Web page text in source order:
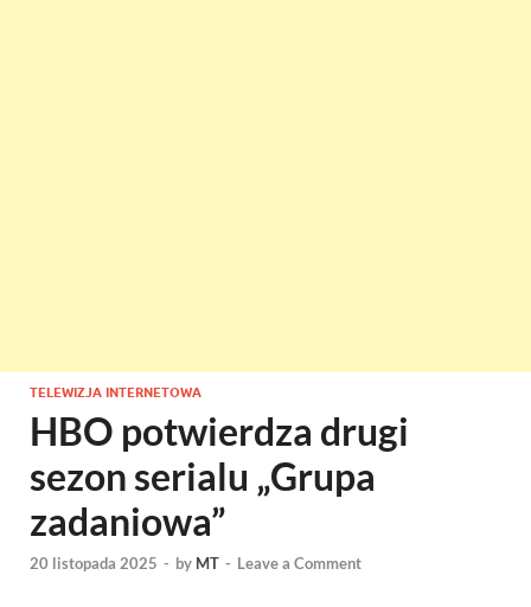
TELEWIZJA INTERNETOWA
HBO potwierdza drugi
sezon serialu „Grupa
zadaniowa”
20 listopada 2025 - by MT - Leave a Comment